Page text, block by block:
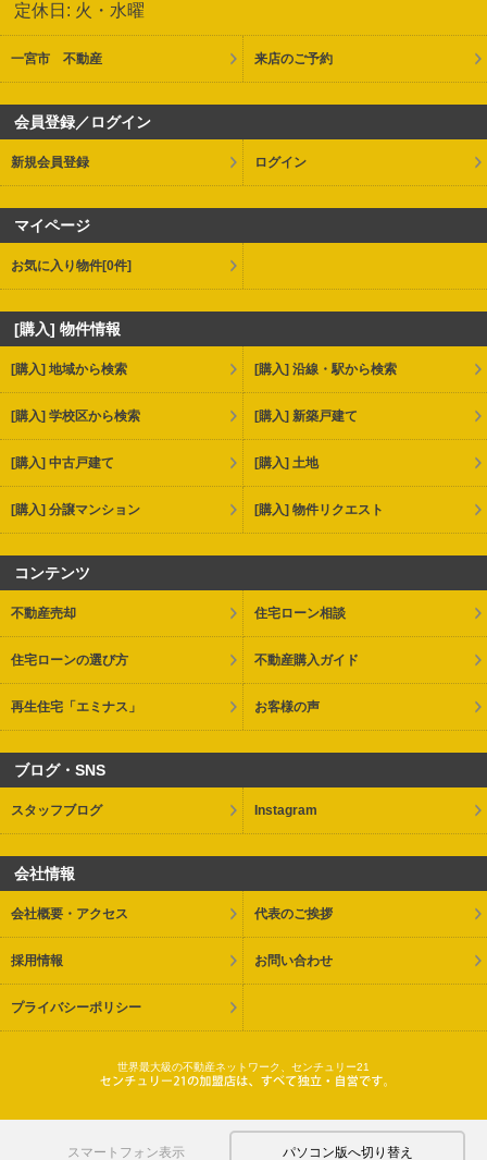
定休日: 火・水曜
一宮市 不動産 来店のご予約
会員登録／ログイン
新規会員登録 ログイン
マイページ
お気に入り物件[0件]
[購入] 物件情報
[購入] 地域から検索 [購入] 沿線・駅から検索
[購入] 学校区から検索 [購入] 新築戸建て
[購入] 中古戸建て [購入] 土地
[購入] 分譲マンション [購入] 物件リクエスト
コンテンツ
不動産売却 住宅ローン相談
住宅ローンの選び方 不動産購入ガイド
再生住宅「エミナス」 お客様の声
ブログ・SNS
スタッフブログ Instagram
会社情報
会社概要・アクセス 代表のご挨拶
採用情報 お問い合わせ
プライバシーポリシー
世界最大級の不動産ネットワーク、センチュリー21
スマートフォン表示 パソコン版へ切り替え